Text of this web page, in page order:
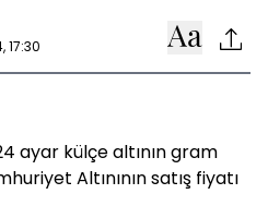
17:30
ayar külçe altının gram
Altınının satış fiyatı